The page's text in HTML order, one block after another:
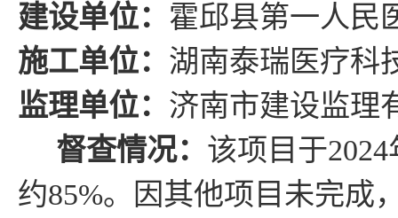
建设单位： 霍邱县第一人民
施工单位： 湖南泰瑞医疗科
监理单位： 济南市建设监理
督查情况： 该项目于2024
约85%。
因其他项目未完成